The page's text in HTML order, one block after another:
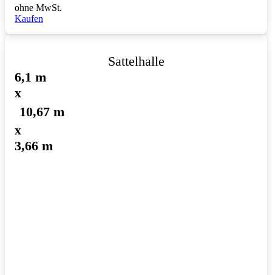
ohne MwSt.
Kaufen
Sattelhalle
6,1 m
x
10,67 m
x
3,66 m